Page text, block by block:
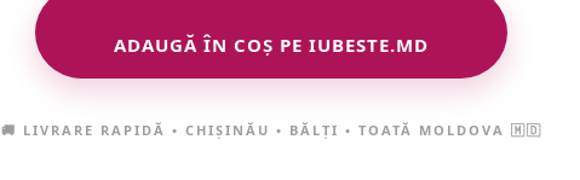
ADAUGĂ ÎN COȘ PE IUBESTE.MD
🚚 LIVRARE RAPIDĂ • CHIȘINĂU • BĂLȚI • TOATĂ MOLDOVA 🇲🇩